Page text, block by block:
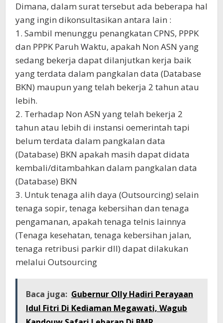
Dimana, dalam surat tersebut ada beberapa hal
yang ingin dikonsultasikan antara lain :
1. Sambil menunggu penangkatan CPNS, PPPK
dan PPPK Paruh Waktu, apakah Non ASN yang
sedang bekerja dapat dilanjutkan kerja baik
yang terdata dalam pangkalan data (Database
BKN) maupun yang telah bekerja 2 tahun atau
lebih.
2. Terhadap Non ASN yang telah bekerja 2
tahun atau lebih di instansi oemerintah tapi
belum terdata dalam pangkalan data
(Database) BKN apakah masih dapat didata
kembali/ditambahkan dalam pangkalan data
(Database) BKN
3. Untuk tenaga alih daya (Outsourcing) selain
tenaga sopir, tenaga kebersihan dan tenaga
pengamanan, apakah tenaga telnis lainnya
(Tenaga kesehatan, tenaga kebersihan jalan,
tenaga retribusi parkir dll) dapat dilakukan
melalui Outsourcing
Baca juga: Gubernur Olly Hadiri Perayaan
Idul Fitri Di Kediaman Megawati, Wagub